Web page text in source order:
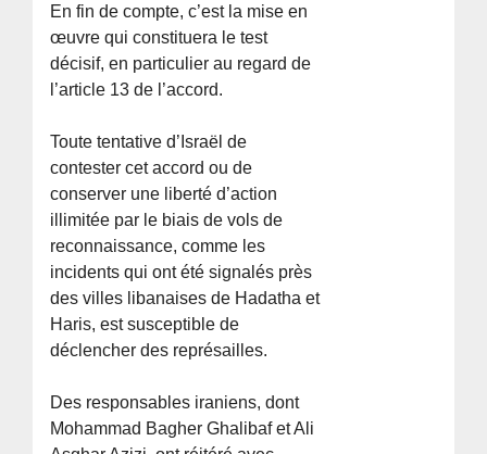
En fin de compte, c’est la mise en
œuvre qui constituera le test
décisif, en particulier au regard de
l’article 13 de l’accord.
Toute tentative d’Israël de
contester cet accord ou de
conserver une liberté d’action
illimitée par le biais de vols de
reconnaissance, comme les
incidents qui ont été signalés près
des villes libanaises de Hadatha et
Haris, est susceptible de
déclencher des représailles.
Des responsables iraniens, dont
Mohammad Bagher Ghalibaf et Ali